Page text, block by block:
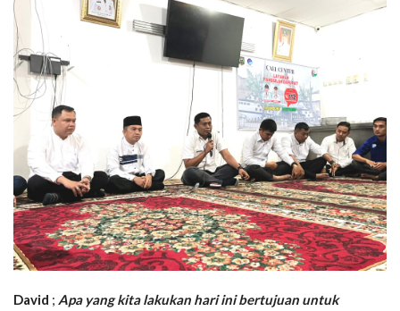
David ; Apa yang kita lakukan hari ini bertujuan untuk